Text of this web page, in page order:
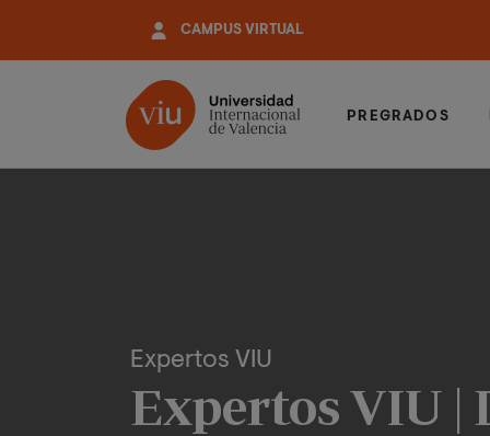
contenido
CAMPUS VIRTUAL
PREGRADOS
Expertos VIU
Expertos VIU |